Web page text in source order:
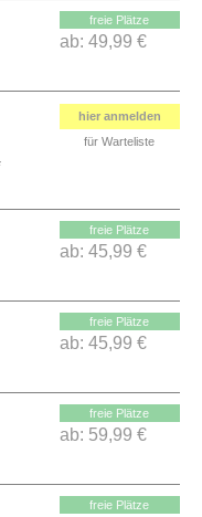
freie Plätze
ab: 49,99 €
hier anmelden
für Warteliste
freie Plätze
ab: 45,99 €
freie Plätze
ab: 45,99 €
freie Plätze
ab: 59,99 €
freie Plätze